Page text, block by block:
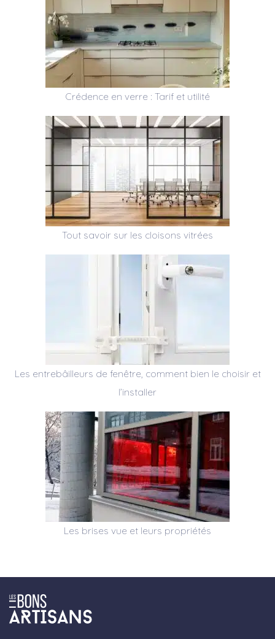
Crédence en verre : Tarif et utilité
Tout savoir sur les cloisons vitrées
Les entrebâilleurs de fenêtre, comment bien le choisir et
l’installer
Les brises vue et leurs propriétés